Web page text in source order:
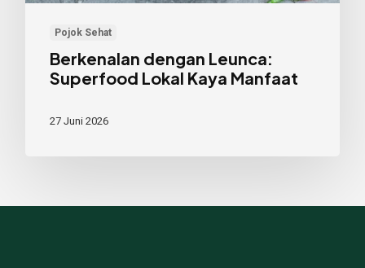
Pojok Sehat
Berkenalan dengan Leunca:
Superfood Lokal Kaya Manfaat
27 Juni 2026